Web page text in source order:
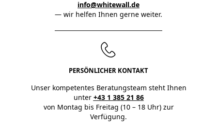
info@whitewall.de
— wir helfen Ihnen gerne weiter.
PERSÖNLICHER KONTAKT
Unser kompetentes Beratungsteam steht Ihnen
unter +43 1 385 21 86
von Montag bis Freitag (10 – 18 Uhr) zur
Verfügung.